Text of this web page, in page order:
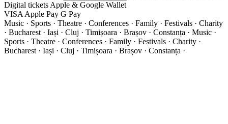
Digital tickets Apple & Google Wallet
VISA Apple Pay G Pay
Music · Sports · Theatre · Conferences · Family · Festivals · Charity
· Bucharest · Iași · Cluj · Timișoara · Brașov · Constanța · Music ·
Sports · Theatre · Conferences · Family · Festivals · Charity ·
Bucharest · Iași · Cluj · Timișoara · Brașov · Constanța ·